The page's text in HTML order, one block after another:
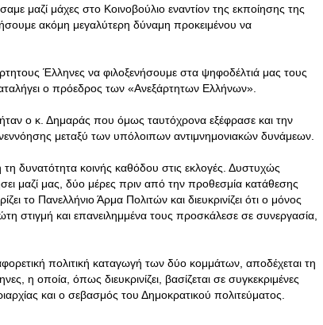
μαζί μάχες στο Κοινοβούλιο εναντίον της εκποίησης της
ακόμη μεγαλύτερη δύναμη προκειμένου να
Έλληνες να φιλοξενήσουμε στα ψηφοδέλτιά μας τους
ο πρόεδρος των «Ανεξάρτητων Ελλήνων».
ο κ. Δημαράς που όμως ταυτόχρονα εξέφρασε και την
μεταξύ των υπόλοιπων αντιμνημονιακών δυνάμεων.
τη δυνατότητα κοινής καθόδου στις εκλογές. Δυστυχώς
μαζί μας, δύο μέρες πριν από την προθεσμία κατάθεσης
το Πανελλήνιο Άρμα Πολιτών και διευκρινίζει ότι ο μόνος
στιγμή και επανειλημμένα τους προσκάλεσε σε συνεργασία,
πολιτική καταγωγή των δύο κομμάτων, αποδέχεται τη
η οποία, όπως διευκρινίζει, βασίζεται σε συγκεκριμένες
και ο σεβασμός του Δημοκρατικού πολιτεύματος.